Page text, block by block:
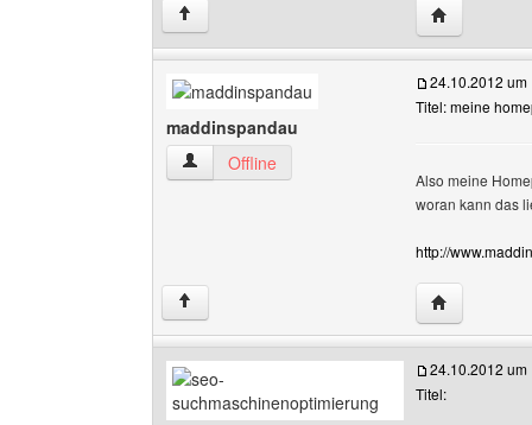
↑ Website
maddinspandau
maddinspandau Benutzer-Profile anzeigen
Offline
24.10.2012 um
Titel: meine
Also meine
woran kann das
http://
↑ Website
24.10.2012 um
Titel: